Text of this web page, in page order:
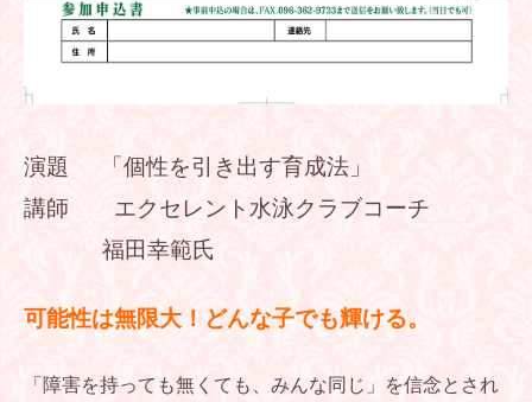
演題 「個性を引き出す育成法」
講師 エクセレント水泳クラブコーチ
福田幸範氏
可能性は無限大！どんな子でも輝ける。
「障害を持っても無くても、みんな同じ」を信念とされ